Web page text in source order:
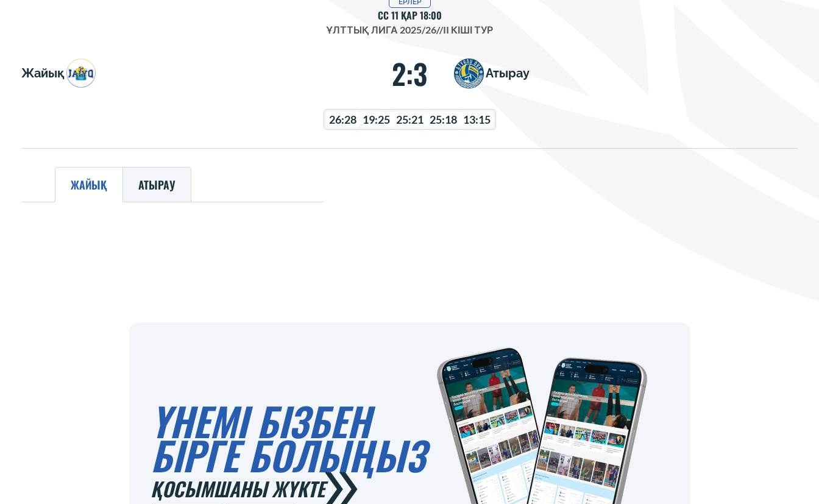
ЕРЛЕР
СС 11 ҚАР 18:00
ҰЛТТЫҚ ЛИГА 2025/26//II КІШІ ТУР
Жайық 2:3 Атырау
26:28 19:25 25:21 25:18 13:15
ЖАЙЫҚ АТЫРАУ
ҮНЕМІ БІЗБЕН
БІРГЕ БОЛЫҢЫЗ
ҚОСЫМШАНЫ ЖҮКТЕ